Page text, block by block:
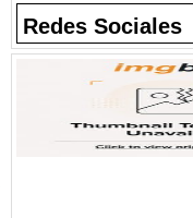
Redes Sociales